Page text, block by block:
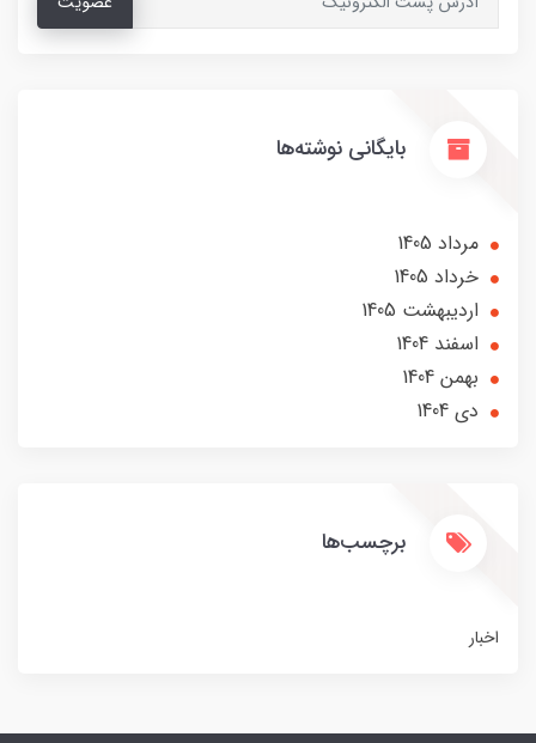
بایگانی نوشته‌ها
مرداد 1405
خرداد 1405
ارديبهشت 1405
اسفند 1404
بهمن 1404
دی 1404
برچسب‌ها
اخبار